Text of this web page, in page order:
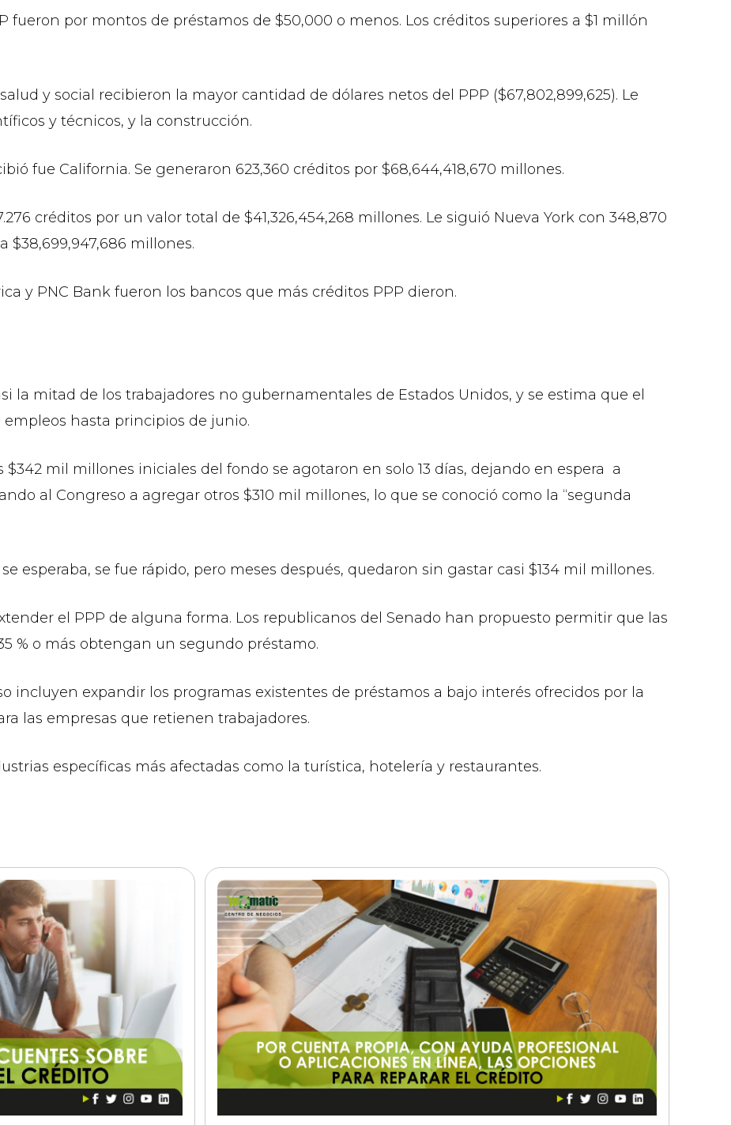
fueron por montos de préstamos de $50,000 o menos. Los créditos superiores a $1 millón
y social recibieron la mayor cantidad de dólares netos del PPP ($67,802,899,625). Le
y técnicos, y la construcción.
fue California. Se generaron 623,360 créditos por $68,644,418,670 millones.
créditos por un valor total de $41,326,454,268 millones. Le siguió Nueva York con 348,870
$38,699,947,686 millones.
y PNC Bank fueron los bancos que más créditos PPP dieron.
la mitad de los trabajadores no gubernamentales de Estados Unidos, y se estima que el
empleos hasta principios de junio.
mil millones iniciales del fondo se agotaron en solo 13 días, dejando en espera a
al Congreso a agregar otros $310 mil millones, lo que se conoció como la “segunda
esperaba, se fue rápido, pero meses después, quedaron sin gastar casi $134 mil millones.
el PPP de alguna forma. Los republicanos del Senado han propuesto permitir que las
% o más obtengan un segundo préstamo.
incluyen expandir los programas existentes de préstamos a bajo interés ofrecidos por la
las empresas que retienen trabajadores.
específicas más afectadas como la turística, hotelería y restaurantes.